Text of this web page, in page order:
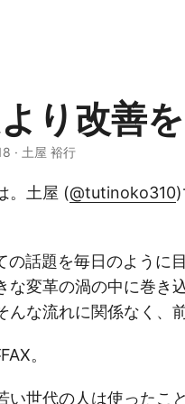
り改善を
· 土屋 裕行
。土屋 (@tutinoko310)
の話題を毎日のように目
な変革の渦の中に巻き
んな流れに関係なく、
。
い世代の人は使ったこ